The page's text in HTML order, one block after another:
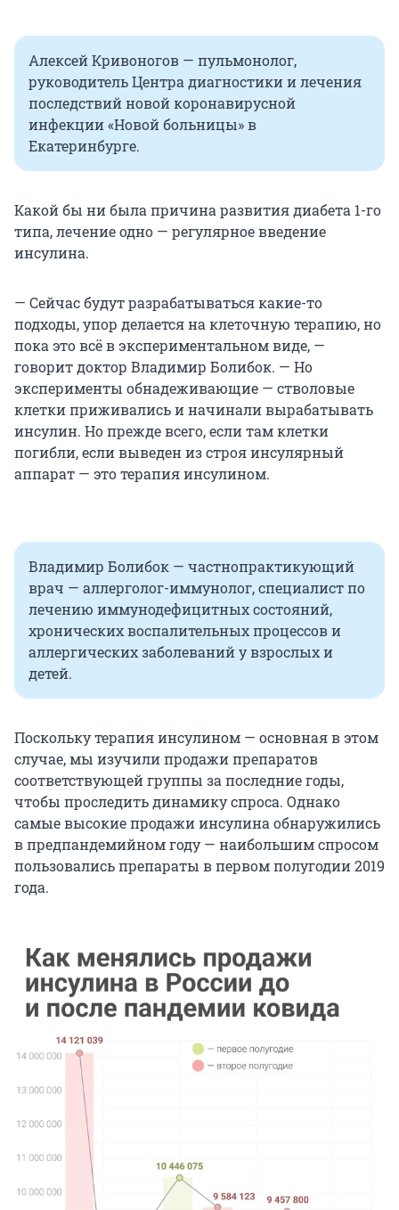
Алексей Кривоногов — пульмонолог,
руководитель Центра диагностики и лечения
последствий новой коронавирусной
инфекции «Новой больницы» в
Екатеринбурге.
Какой бы ни была причина развития диабета 1-го
типа, лечение одно — регулярное введение
инсулина.
— Сейчас будут разрабатываться какие-то
подходы, упор делается на клеточную терапию, но
пока это всё в экспериментальном виде, —
говорит доктор Владимир Болибок. — Но
эксперименты обнадеживающие — стволовые
клетки приживались и начинали вырабатывать
инсулин. Но прежде всего, если там клетки
погибли, если выведен из строя инсулярный
аппарат — это терапия инсулином.
Владимир Болибок — частнопрактикующий
врач — аллерголог-иммунолог, специалист по
лечению иммунодефицитных состояний,
хронических воспалительных процессов и
аллергических заболеваний у взрослых и
детей.
Поскольку терапия инсулином — основная в этом
случае, мы изучили продажи препаратов
соответствующей группы за последние годы,
чтобы проследить динамику спроса. Однако
самые высокие продажи инсулина обнаружились
в предпандемийном году — наибольшим спросом
пользовались препараты в первом полугодии 2019
года.